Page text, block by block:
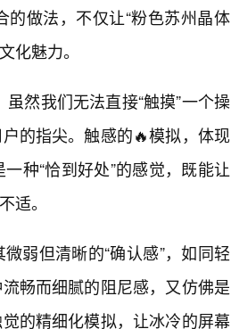
做法，不仅让“粉色苏州晶体
化魅力。
然我们无法直接“触摸”一个操
的指尖。触感的🔥模拟，体现
种“恰到好处”的感觉，既能让
适。
弱但清晰的“确认感”，如同轻
畅而细腻的阻尼感，又仿佛是
的精细化模拟，让冰冷的屏幕